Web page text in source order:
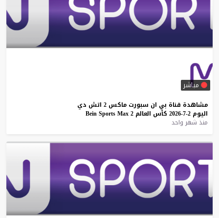
مباشر
مشاهدة قناة بي ان سبورت ماكس 2 اتش دي
اليوم 2-7-2026 كأس العالم Bein Sports Max 2
منذ شهر واحد